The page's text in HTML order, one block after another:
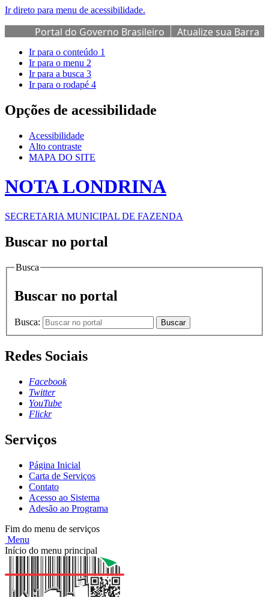
Ir direto para menu de acessibilidade.
Portal do Governo Brasileiro
Atualize sua Barra
de Governo
Ir para o conteúdo 1
Ir para o menu 2
Ir para a busca 3
Ir para o rodapé 4
Opções de acessibilidade
Acessibilidade
Alto contraste
MAPA DO SITE
NOTA LONDRINA
SECRETARIA MUNICIPAL DE FAZENDA
Buscar no portal
Busca
Buscar no portal
Busca: Buscar
Redes Sociais
Facebook
Twitter
YouTube
Flickr
Serviços
Página Inicial
Carta de Serviços
Contato
Acesso ao Sistema
Adesão ao Programa
Fim do menu de serviços
Menu
Início do menu principal